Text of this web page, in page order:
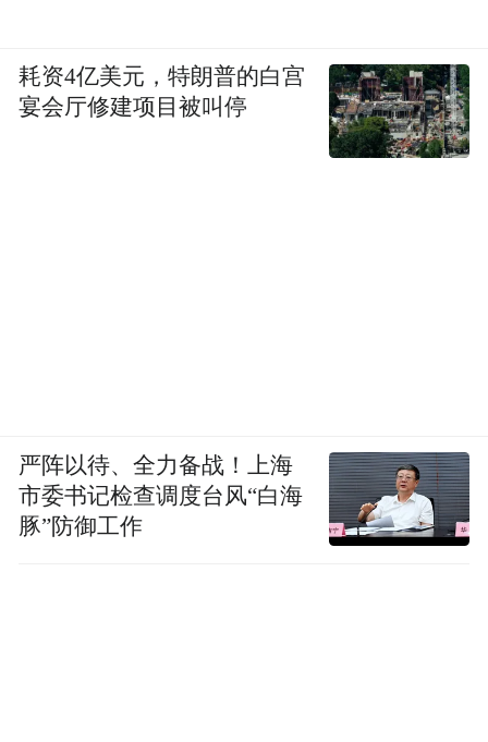
耗资4亿美元，特朗普的白宫
宴会厅修建项目被叫停
严阵以待、全力备战！上海
市委书记检查调度台风“白海
豚”防御工作